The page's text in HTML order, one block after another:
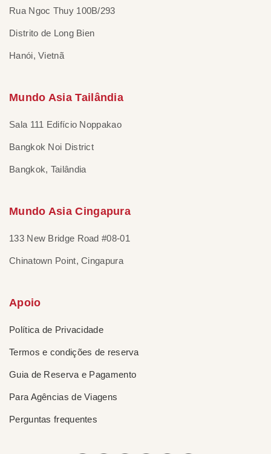
Rua Ngoc Thuy 100B/293
Distrito de Long Bien
Hanói, Vietnã
Mundo Asia Tailândia
Sala 111 Edifício Noppakao
Bangkok Noi District
Bangkok, Tailândia
Mundo Asia Cingapura
133 New Bridge Road #08-01
Chinatown Point, Cingapura
Apoio
Política de Privacidade
Termos e condições de reserva
Guia de Reserva e Pagamento
Para Agências de Viagens
Perguntas frequentes